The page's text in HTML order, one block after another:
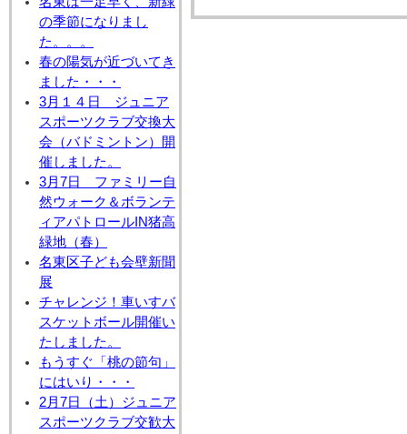
の季節になりまし
た。。。
春の陽気が近づいてき
ました・・・
3月１４日 ジュニア
スポーツクラブ交換大
会（バドミントン）開
催しました。
3月7日 ファミリー自
然ウォーク＆ボランテ
ィアパトロールIN猪高
緑地（春）
名東区子ども会壁新聞
展
チャレンジ！車いすバ
スケットボール開催い
たしました。
もうすぐ「桃の節句」
にはいり・・・
2月7日（土）ジュニア
スポーツクラブ交歓大